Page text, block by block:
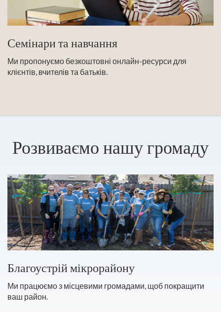
Семінари та навчання
Ми пропонуємо безкоштовні онлайн-ресурси для
клієнтів, вчителів та батьків.
Розвиваємо нашу громаду
Благоустрій мікрорайону
Ми працюємо з місцевими громадами, щоб покращити
ваш район.